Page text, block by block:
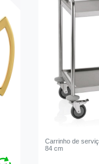
Carrinho de
84 cm